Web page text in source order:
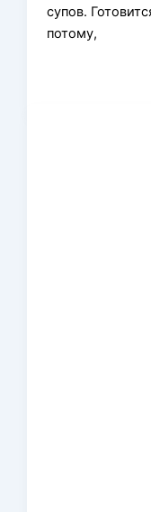
супов.
потому,